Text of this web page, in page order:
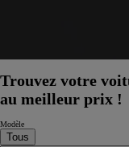
Trouvez votre
au meilleur prix !
Modèle